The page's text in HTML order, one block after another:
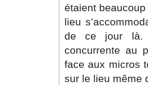
étaient
lieu
de ce jour là.
concurrente au
face aux micros
sur le lieu même